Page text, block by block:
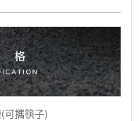
可攜筷子)